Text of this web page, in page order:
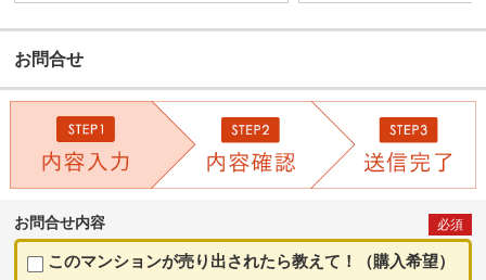
お問合せ
お問合せ内容 必須
このマンションが売り出されたら教えて！（購入希望）